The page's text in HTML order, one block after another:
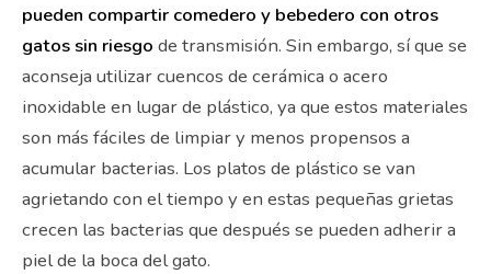
pueden compartir comedero y bebedero con otros
gatos sin riesgo de transmisión. Sin embargo, sí que se
aconseja utilizar cuencos de cerámica o acero
inoxidable en lugar de plástico, ya que estos materiales
son más fáciles de limpiar y menos propensos a
acumular bacterias. Los platos de plástico se van
agrietando con el tiempo y en estas pequeñas grietas
crecen las bacterias que después se pueden adherir a
piel de la boca del gato.